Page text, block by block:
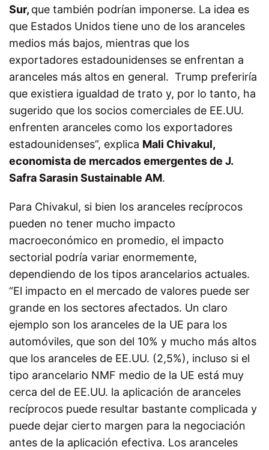
Sur, que también podrían imponerse. La idea es
que Estados Unidos tiene uno de los aranceles
medios más bajos, mientras que los
exportadores estadounidenses se enfrentan a
aranceles más altos en general. Trump preferiría
que existiera igualdad de trato y, por lo tanto, ha
sugerido que los socios comerciales de EE.UU.
enfrenten aranceles como los exportadores
estadounidenses”, explica Mali Chivakul,
economista de mercados emergentes de J.
Safra Sarasin Sustainable AM.
Para Chivakul, si bien los aranceles recíprocos
pueden no tener mucho impacto
macroeconómico en promedio, el impacto
sectorial podría variar enormemente,
dependiendo de los tipos arancelarios actuales.
“El impacto en el mercado de valores puede ser
grande en los sectores afectados. Un claro
ejemplo son los aranceles de la UE para los
automóviles, que son del 10% y mucho más altos
que los aranceles de EE.UU. (2,5%), incluso si el
tipo arancelario NMF medio de la UE está muy
cerca del de EE.UU. la aplicación de aranceles
recíprocos puede resultar bastante complicada y
puede dejar cierto margen para la negociación
antes de la aplicación efectiva. Los aranceles